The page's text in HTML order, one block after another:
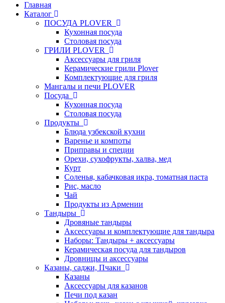
Главная
Каталог
ПОСУДА PLOVER
Кухонная посуда
Столовая посуда
ГРИЛИ PLOVER
Аксессуары для гриля
Керамические грили Plover
Комплектующие для гриля
Мангалы и печи PLOVER
Посуда
Кухонная посуда
Столовая посуда
Продукты
Блюда узбекской кухни
Варенье и компоты
Приправы и специи
Орехи, сухофрукты, халва, мед
Курт
Соленья, кабачковая икра, томатная паста
Рис, масло
Чай
Продукты из Армении
Тандыры
Дровяные тандыры
Аксессуары и комплектующие для тандыра
Наборы: Тандыры + аксессуары
Керамическая посуда для тандыров
Дровницы и аксессуары
Казаны, саджи, Пчаки
Казаны
Аксессуары для казанов
Печи под казан